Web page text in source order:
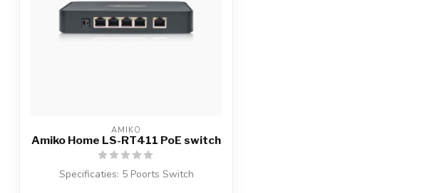
AMIKO
Amiko Home LS-RT411 PoE switch
Specificaties: 5 Poorts Switch